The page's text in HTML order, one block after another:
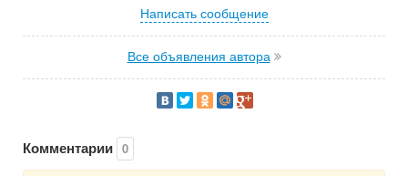
Написать сообщение
Все объявления автора
Комментарии 0